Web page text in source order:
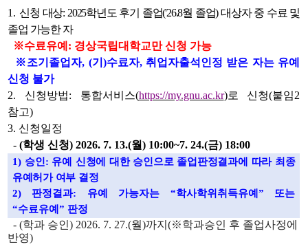
연
락
처,
등
록
일,
조
회
수,
내
용
정
보
를
확
인
할
수
있
습
니
1. 신청 대상: 2025학년도 후기 졸업('26.8월 졸업)대상자 중 수료 및
졸업 가능한 자
※수료유예 : 경상국립대학교만 신청 가능
※조기졸업자, (기 )수료자, 취업자출석인정 받은 자는 유예
신청 불가
2. 신청방법: 통합서비스(https://my.gnu.ac.kr)로 신청(붙임2
참고)
3. 신청일정
-(학생 신청) 2026. 7. 13.(월) 10:00~7. 24.(금) 18:00
1) 승인: 유예 신청에 대한 승인으로 졸업판정결과에 따라 최종
유예허가 여부 결정
2) 판정결과: 유예 가능자는 “학사학위취득유예” 또는
“수료유예” 판정
- (학과 승인) 2026. 7. 27.(월)까지(※학과승인 후 졸업사정에
반영)